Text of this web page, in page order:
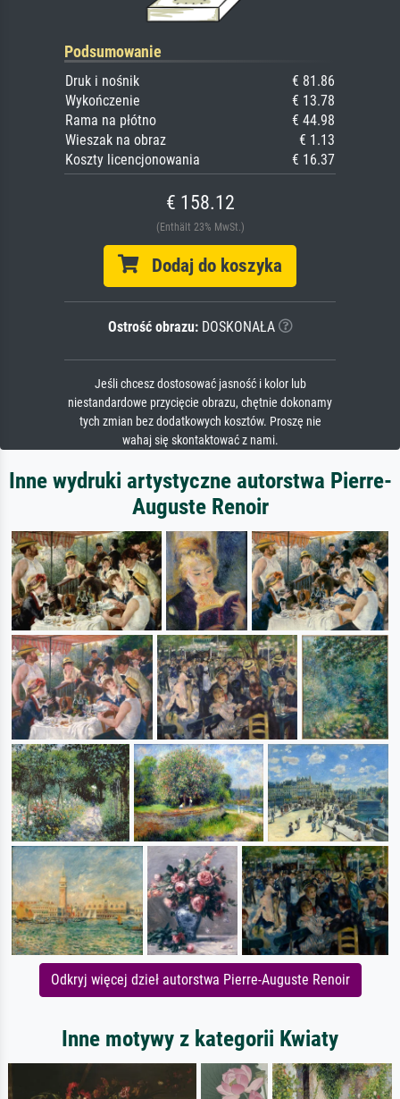
Podsumowanie
Druk i nośnik
€ 81.86
Wykończenie
€ 13.78
Rama na płótno
€ 44.98
Wieszak na obraz
€ 1.13
Koszty licencjonowania
€ 16.37
€ 158.12
(Enthält 23% MwSt.)
Dodaj do koszyka
Ostrość obrazu:DOSKONAŁA
Jeśli chcesz dostosować jasność i kolor lub
niestandardowe przycięcie obrazu, chętnie dokonamy
tych zmian bez dodatkowych kosztów. Proszę nie
wahaj się skontaktować z nami.
Inne wydruki artystyczne autorstwa Pierre-
Auguste Renoir
Odkryj więcej dzieł autorstwa Pierre-Auguste Renoir
Inne motywy z kategorii Kwiaty